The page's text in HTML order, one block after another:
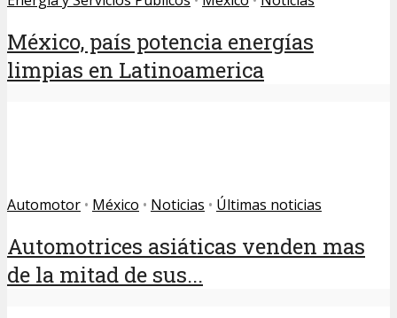
México, país potencia energías
limpias en Latinoamerica
Automotor • México • Noticias • Últimas noticias
Automotrices asiáticas venden mas
de la mitad de sus...